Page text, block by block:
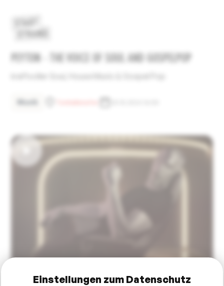
PEYTON - THE VOICE OF SOUL AND GOSPELPOP
Musik
Einstellungen zum Datenschutz